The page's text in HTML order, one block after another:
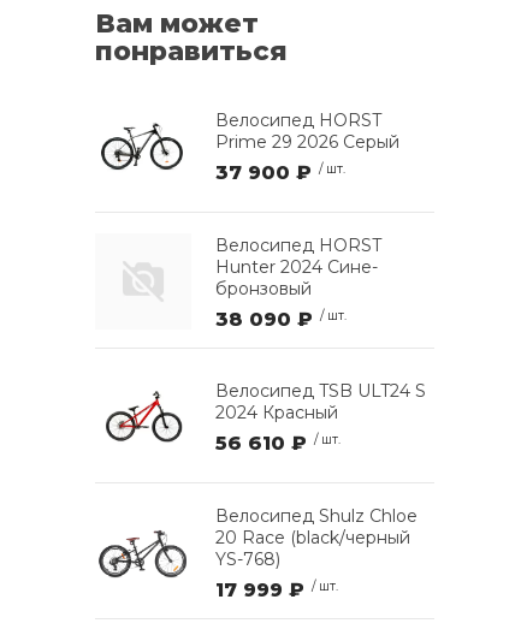
Вам может
понравиться
Велосипед HORST
Prime 29 2026 Серый
37 900 ₽ / шт.
Велосипед HORST
Hunter 2024 Сине-
бронзовый
38 090 ₽ / шт.
Велосипед TSB ULT24 S
2024 Красный
56 610 ₽ / шт.
Велосипед Shulz Chloe
20 Race (black/черный
YS-768)
17 999 ₽ / шт.